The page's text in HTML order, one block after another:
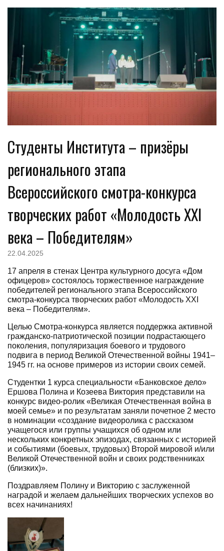
Студенты Института – призёры
регионального этапа
Всероссийского смотра-конкурса
творческих работ «Молодость XXI
века – Победителям»
22.04.2025
17 апреля в стенах Центра культурного досуга «Дом
офицеров» состоялось торжественное награждение
победителей регионального этапа Всероссийского
смотра-конкурса творческих работ «Молодость XXI
века – Победителям».
Целью Смотра-конкурса является поддержка активной
гражданско-патриотической позиции подрастающего
поколения, популяризация боевого и трудового
подвига в период Великой Отечественной войны 1941–
1945 гг. на основе примеров из истории своих семей.
Студентки 1 курса специальности «Банковское дело»
Ершова Полина и Козеева Виктория представили на
конкурс видео-ролик «Великая Отечественная война в
моей семье» и по результатам заняли почетное 2 место
в номинации «создание видеоролика с рассказом
учащегося или группы учащихся об одном или
нескольких конкретных эпизодах, связанных с историей
и событиями (боевых, трудовых) Второй мировой и/или
Великой Отечественной войн и своих родственниках
(близких)».
Поздравляем Полину и Викторию с заслуженной
наградой и желаем дальнейших творческих успехов во
всех начинаниях!